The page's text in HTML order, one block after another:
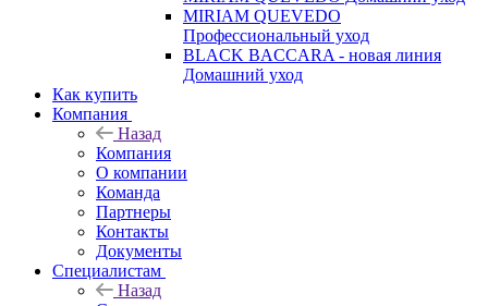
MIRIAM QUEVEDO
Профессиональный уход
BLACK BACCARA - новая линия
Домашний уход
Как купить
Компания
Назад
Компания
О компании
Команда
Партнеры
Контакты
Документы
Специалистам
Назад